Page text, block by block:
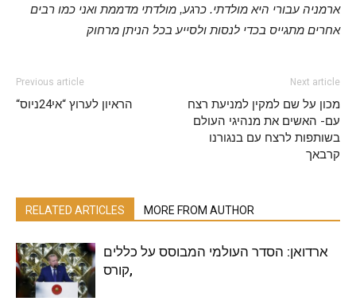
ארמניה עבורי היא מולדתי. כרגע, מולדתי מדממת ואני כמו רבים
אחרים מתגייס בכדי לנסות ולסייע בכל הניתן מרחוק
Previous article
“הראיון לערוץ “אי24ניוס
Next article
מכון על שם למקין למניעת רצח
עם- האשים את מנהיגי העולם
בשותפות לרצח עם בנגורנו
קרבאך
RELATED ARTICLES MORE FROM AUTHOR
ארדואן: הסדר העולמי המבוסס על כללים
,קורס